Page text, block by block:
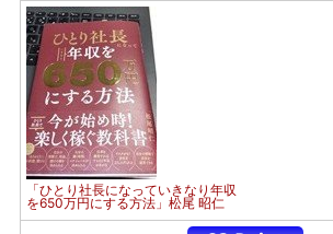
「ひとり社長になっていきなり年収
を650万円にする方法」松尾 昭仁